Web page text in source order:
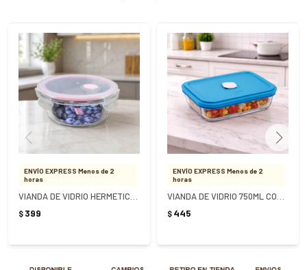
ENVÍO EXPRESS Menos de 2
horas
$ 399
ENVÍO EXPRESS Menos de 2
horas
$ 445